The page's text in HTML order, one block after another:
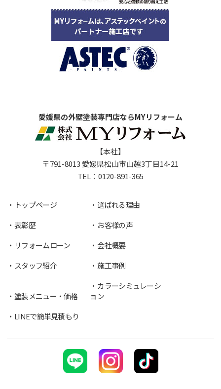
愛媛県の外壁塗装専門店ならMYリフォーム
【本社】
〒791-8013 愛媛県松山市山越3丁目14-21
TEL： 0120-891-365
トップページ
選ばれる理由
表彰歴
お客様の声
リフォームローン
会社概要
スタッフ紹介
施工事例
塗装メニュー・価格
カラーシミュレーシ
ョン
LINEで簡単見積もり